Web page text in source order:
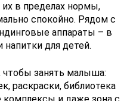
в пределах нормы,
спокойно. Рядом с
аппараты – в
для детей.
чтобы занять малыша:
раскраски, библиотека